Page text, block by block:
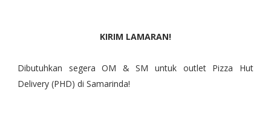
KIRIM LAMARAN!
Dibutuhkan segera OM & SM untuk outlet Pizza Hut
Delivery (PHD) di Samarinda!